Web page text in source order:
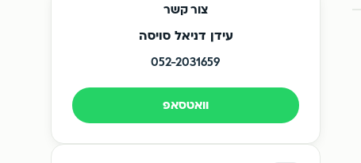
צור קשר
עידן דניאל סויסה
052-2031659
וואטסאפ